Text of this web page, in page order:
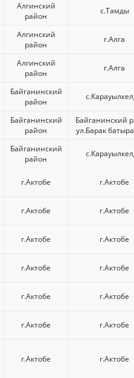
Алгинский
район
с.Тамды
Алгинский
район
г.Алга
Алгинский
район
г.Алга
Байганинский
район
Байганинский
район
Байганинский
ул.Барак
Байганинский
район
г.Актобе г.Актобе
г.Актобе г.Актобе
г.Актобе г.Актобе
г.Актобе г.Актобе
г.Актобе г.Актобе
г.Актобе г.Актобе
г.Актобе г.Актобе